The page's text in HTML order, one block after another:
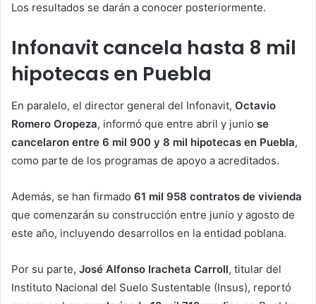
Los resultados se darán a conocer posteriormente.
Infonavit cancela hasta 8 mil
hipotecas en Puebla
En paralelo, el director general del Infonavit, Octavio
Romero Oropeza, informó que entre abril y junio se
cancelaron entre 6 mil 900 y 8 mil hipotecas en Puebla,
como parte de los programas de apoyo a acreditados.
Además, se han firmado 61 mil 958 contratos de vivienda
que comenzarán su construcción entre junio y agosto de
este año, incluyendo desarrollos en la entidad poblana.
Por su parte, José Alfonso Iracheta Carroll, titular del
Instituto Nacional del Suelo Sustentable (Insus), reportó